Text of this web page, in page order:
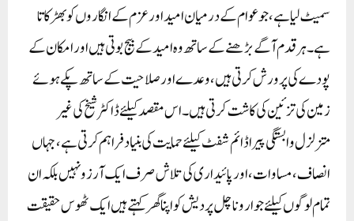
سمیٹ لیا ہے، جو عوام کے درمیان امید اور عزم کے انگاروں کو بھڑکاتا
ہے۔ ہر قدم آگے بڑھنے کے ساتھ وہ امید کے بیج بوتی ہیں اور امکان کے
پودے کی پرورش کرتی ہیں، وعدے اور صلاحیت کے ساتھ پکے ہوئے
زمین کی تزئین کی کاشت کرتی ہیں۔ اس مقصد کیلئے ڈاکٹر شیخ کی غیر
متزلزل وابستگی پیراڈائم شفٹ کیلئے حمایت کی بنیاد فراہم کرتی ہے، جہاں
انصاف، مساوات، اور پائیداری کی تلاش صرف ایک آرزو نہیں بلکہ ان
تمام لوگوں کیلئے جو اروناچل پردیش کو اپنا گھر کہتے ہیں ایک ٹھوس حقیقت